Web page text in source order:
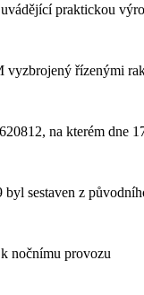
praktickou
vyzbrojený řízenými
na kterém dne
sestaven z
nočnímu provozu